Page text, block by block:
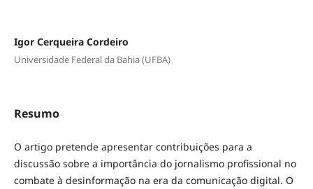
Igor Cerqueira Cordeiro
Universidade Federal da Bahia (UFBA)
Resumo
O artigo pretende apresentar contribuições para a
discussão sobre a importância do jornalismo profissional no
combate à desinformação na era da comunicação digital. O